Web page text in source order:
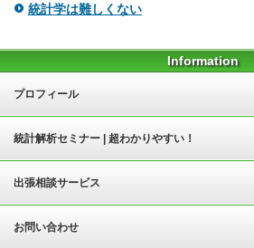
統計学は難しくない
Information
プロフィール
統計解析セミナー | 超わかりやすい！
出張相談サービス
お問い合わせ